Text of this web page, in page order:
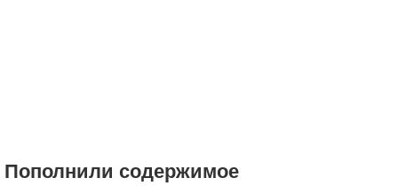
Пополнили содержимое